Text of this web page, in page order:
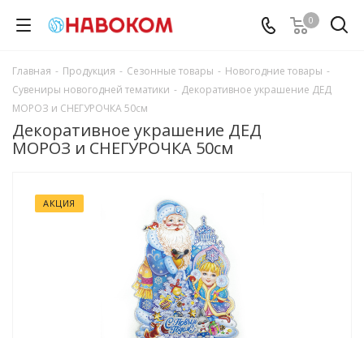
0
Главная - Продукция - Сезонные товары - Новогодние товары -
Сувениры новогодней тематики - Декоративное украшение ДЕД
МОРОЗ и СНЕГУРОЧКА 50см
Декоративное украшение ДЕД
МОРОЗ и СНЕГУРОЧКА 50см
АКЦИЯ